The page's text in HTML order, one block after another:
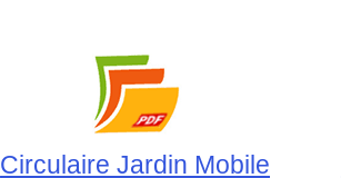
Circulaire Jardin Mobile